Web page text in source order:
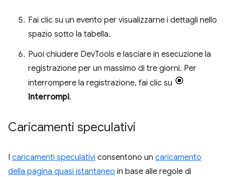
Fai clic su un evento per visualizzarne i dettagli nello
spazio sotto la tabella.
Puoi chiudere DevTools e lasciare in esecuzione la
registrazione per un massimo di tre giorni. Per
interrompere la registrazione, fai clic su
Interrompi.
Caricamenti speculativi
I caricamenti speculativi consentono un caricamento
della pagina quasi istantaneo in base alle regole di